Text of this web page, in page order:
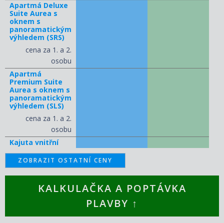
Apartmá Deluxe
Suite Aurea s
oknem s
panoramatickým
výhledem (SRS)
cena za 1. a 2.
osobu
Apartmá
Premium Suite
Aurea s oknem s
panoramatickým
výhledem (SLS)
cena za 1. a 2.
osobu
Kajuta vnitřní
ZOBRAZIT OSTATNÍ CENY
KALKULAČKA A POPTÁVKA
PLAVBY ↑